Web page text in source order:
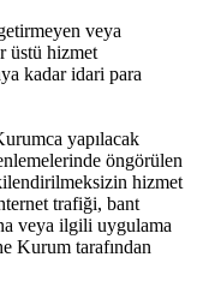
veya
üstü hizmet
kadar idari para
yapılacak
öngörülen
hizmet
trafiği, bant
veya ilgili uygulama
Kurum tarafından